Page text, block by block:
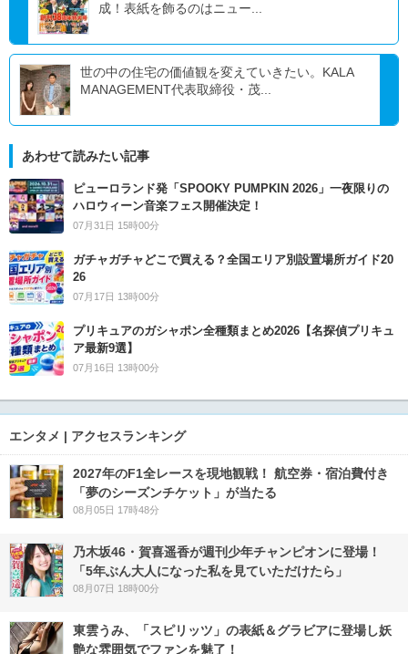
成！表紙を飾るのはニュー...
世の中の住宅の価値観を変えていきたい。KALA
MANAGEMENT代表取締役・茂...
あわせて読みたい記事
ピューロランド発「SPOOKY PUMPKIN 2026」一夜限りの
ハロウィーン音楽フェス開催決定！
07月31日 15時00分
ガチャガチャどこで買える？全国エリア別設置場所ガイド20
26
07月17日 13時00分
プリキュアのガシャポン全種類まとめ2026【名探偵プリキュ
ア最新9選】
07月16日 13時00分
エンタメ | アクセスランキング
2027年のF1全レースを現地観戦！ 航空券・宿泊費付き
「夢のシーズンチケット」が当たる
08月05日 17時48分
乃木坂46・賀喜遥香が週刊少年チャンピオンに登場！
「5年ぶん大人になった私を見ていただけたら」
08月07日 18時00分
東雲うみ、「スピリッツ」の表紙＆グラビアに登場し妖
艶な雰囲気でファンを魅了！